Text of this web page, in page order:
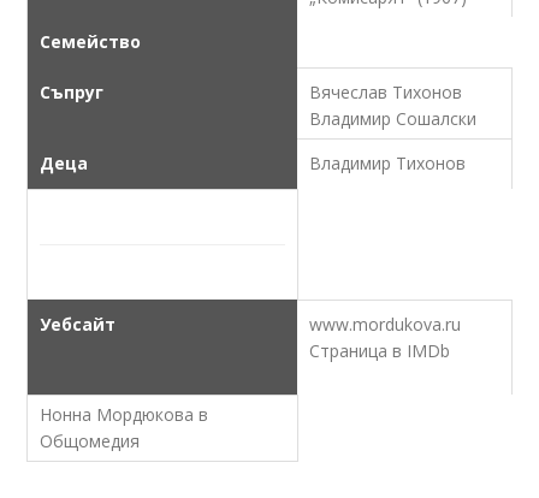
Семейство
Съпруг
Вячеслав Тихонов
Владимир Сошалски
Деца
Владимир Тихонов
Уебсайт
www.mordukova.ru
Страница в IMDb
Нонна Мордюкова в
Общомедия